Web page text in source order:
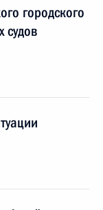
городского
судов